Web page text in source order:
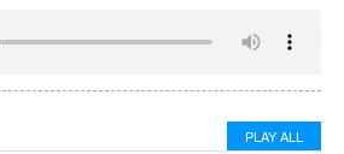
PLAY ALL